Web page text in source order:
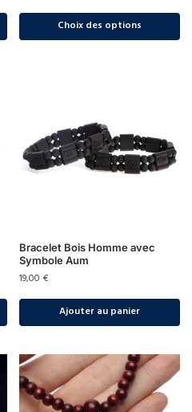
Choix des options
Bracelet Bois Homme avec
Symbole Aum
19,00 €
Ajouter au panier